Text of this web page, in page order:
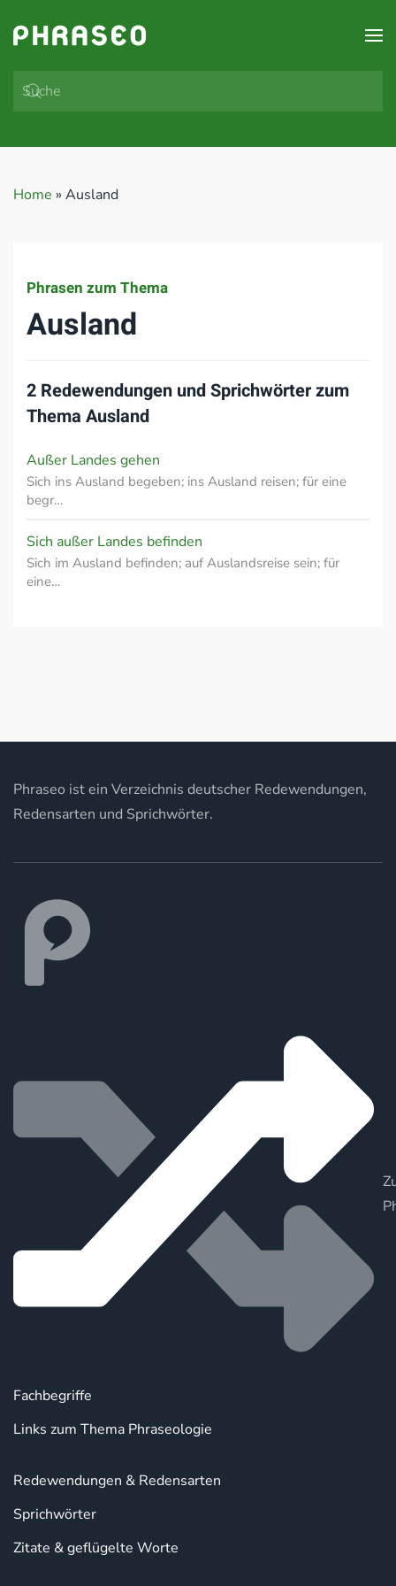
Zum Hauptinhalt springen
Home » Ausland
Phrasen zum Thema
Ausland
2 Redewendungen und Sprichwörter zum
Thema Ausland
Außer Landes gehen
Sich ins Ausland begeben; ins Ausland reisen; für eine
begr…
Sich außer Landes befinden
Sich im Ausland befinden; auf Auslandsreise sein; für
eine…
Phraseo ist ein Verzeichnis deutscher Redewendungen,
Redensarten und Sprichwörter.
Fachbegriffe
Links zum Thema Phraseologie
Redewendungen & Redensarten
Sprichwörter
Zitate & geflügelte Worte